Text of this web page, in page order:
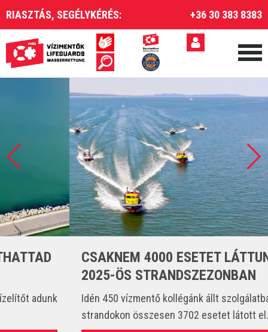
RIASZTÁS, SEGÉLYKÉRÉS: +36 30 383 8383
CSAKNEM 4000 ESETET LÁTTUNK EL A
2025-ÖS STRANDSZEZONBAN
Idén 450 vízmentő kollégánk állt szolgálatba és csak a
strandokon összesen 3702 esetet látott el. (VIDEÓ)